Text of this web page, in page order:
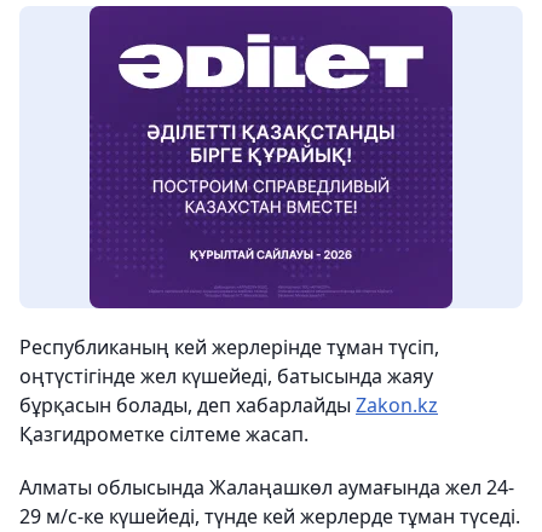
Республиканың кей жерлерінде тұман түсіп,
оңтүстігінде жел күшейеді, батысында жаяу
бұрқасын болады, деп хабарлайды Zakon.kz
Қазгидрометке сілтеме жасап.
Алматы облысында Жалаңашкөл аумағында жел 24-
29 м/с-ке күшейеді, түнде кей жерлерде тұман түседі.